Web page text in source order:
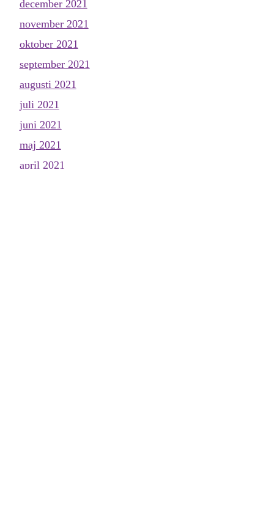
december 2021
november 2021
oktober 2021
september 2021
augusti 2021
juli 2021
juni 2021
maj 2021
april 2021